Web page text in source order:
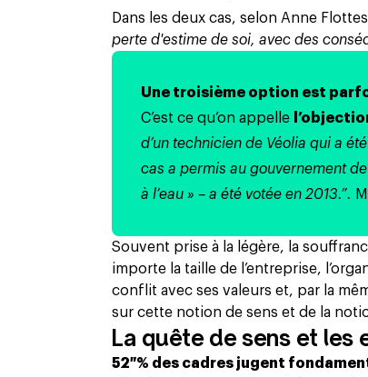
Dans les deux cas, selon Anne
perte d'estime de soi, avec des
Une troisième option est
C’est ce qu’on appelle
d’un technicien de Véolia qui a
cas a permis au gouvernement
à l’eau » – a été votée en 2013.”.
Souvent prise à la légère, la
importe la taille de l’entreprise,
conflit avec ses valeurs et, par la
sur cette notion de sens et de la
La quête de sens et les
52 % des cadres jugent